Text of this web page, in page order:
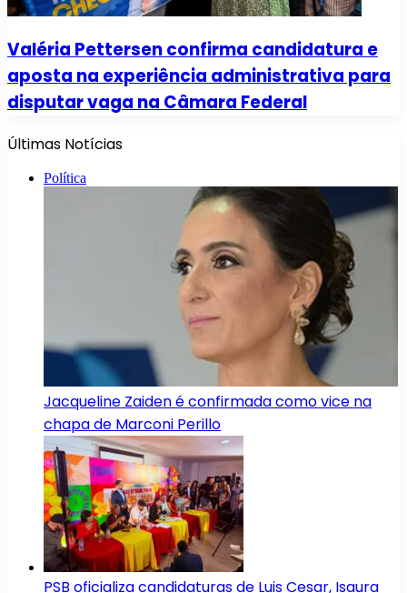
Valéria Pettersen confirma candidatura e
aposta na experiência administrativa para
disputar vaga na Câmara Federal
Últimas Notícias
Política
Jacqueline Zaiden é confirmada como vice na
chapa de Marconi Perillo
PSB oficializa candidaturas de Luis Cesar, Isaura